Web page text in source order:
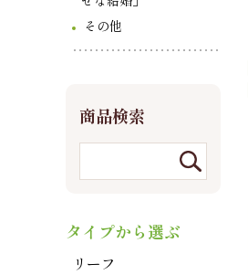
商品検索
その他
タイプから選ぶ
リーフ